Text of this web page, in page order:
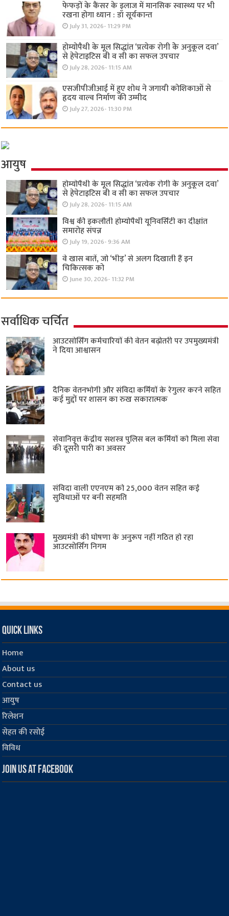
फेफड़ों के कैंसर के इलाज में मानसिक स्वास्थ्य पर भी
रखना होगा ध्यान : डॉ सूर्यकान्त
July 31, 2026- 11:29 PM
होम्योपैथी के मूल सिद्धांत ‘प्रत्येक रोगी केे अनुकूल दवा’
से हेपेटाइटिस बी व सी का सफल उपचार
July 28, 2026- 11:15 AM
एसजीपीजीआई में हुए शोध ने जगायी कोशिकाओं से
हृदय वाल्व निर्माण की उम्मीद
July 27, 2026- 11:30 PM
आयुष
होम्योपैथी के मूल सिद्धांत ‘प्रत्येक रोगी केे अनुकूल दवा’
से हेपेटाइटिस बी व सी का सफल उपचार
July 28, 2026- 11:15 AM
विश्व की इकलौती होम्योपैथी यूनिवर्सिटी का दीक्षांत
समारोह संपन्न
July 19, 2026- 9:36 AM
वे खास बातें, जो ‘भीड़’ से अलग दिखाती हैं इन
चिकित्सक को
June 30, 2026- 11:32 PM
सर्वाधिक चर्चित
आउटसोर्सिंग कर्मचारियों की वेतन बढ़ोतरी पर उपमुख्यमंत्री
ने दिया आश्वासन
दैनिक वेतनभोगी और संविदा कर्मियों के रेगुलर करने सहित
कई मुद्दों पर शासन का रुख सकारात्मक
सेवानिवृत्त केंद्रीय सशस्त्र पुलिस बल ​कर्मियों को मिला सेवा
की दूसरी पारी का अवसर
संविदा वाली एएनएम को 25,000 वेतन सहित कई
सुविधाओं पर बनी सहमति
मुख्यमंत्री की घोषणा के अनुरूप नहीं गठित हो रहा
आउटसोर्सिंग निगम
Quick Links
Home
About us
Contact us
आयुष
रिलेशन
सेहत की रसोई
विविध
Join us at Facebook